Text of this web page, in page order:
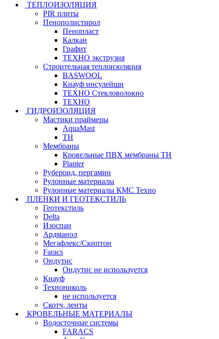
ТЕПЛОИЗОЛЯЦИЯ
PIR плиты
Пенополистирол
Пенопласт
Калкан
Графит
ТЕХНО экструзия
Строительная теплоизоляция
BASWOOL
Кнауф инсулейшн
ТЕХНО Стекловолокно
ТЕХНО
ГИДРОИЗОЛЯЦИЯ
Мастики праймеры
AquaMast
ТН
Мембраны
Кровельные ПВХ мембраны ТН
Planter
Рубероид, пергамин
Рулонные материалы
Рулонные материалы КМС Техно
ПЛЕНКИ И ГЕОТЕКСТИЛЬ
Геотекстиль
Delta
Изоспан
Ардманол
Мегафлекс/Скиптон
Faracs
Ондутис
Ондутис не используется
Кнауф
Технониколь
не используется
Скотч, ленты
КРОВЕЛЬНЫЕ МАТЕРИАЛЫ
Водосточные системы
FARACS